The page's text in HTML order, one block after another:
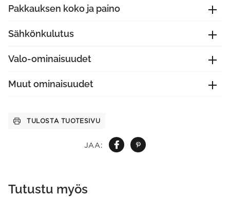
JAA:
Pakkauksen koko ja paino
Sähkönkulutus
Valo-ominaisuudet
Muut ominaisuudet
TULOSTA TUOTESIVU
Tutustu myös